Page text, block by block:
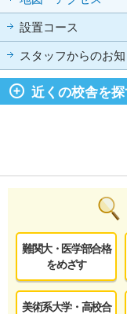
設置コース
スタッフからのお
近くの校舎を
難関大・医学部合格
をめざす
美術系大学・高校合